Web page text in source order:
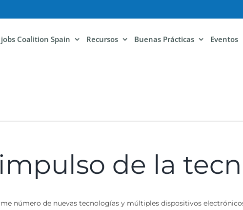
Coalition Spain Recursos Buenas Prácticas Eventos
de la
número de nuevas tecnologías y múltiples dispositivos